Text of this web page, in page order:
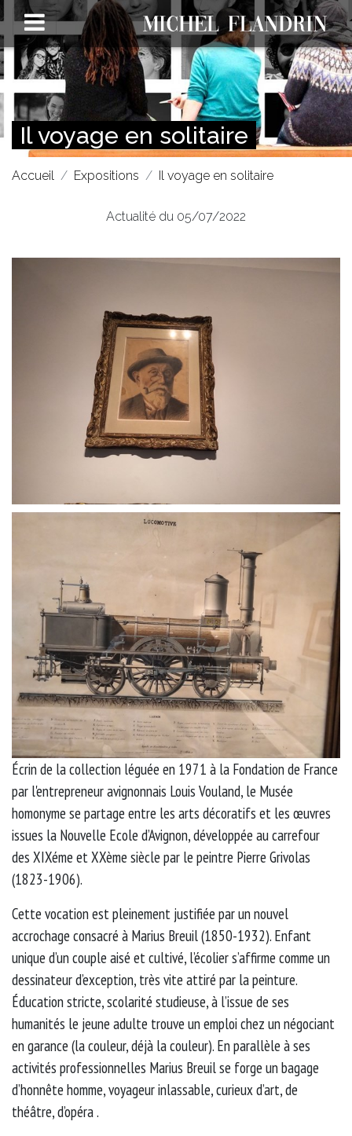
Il voyage en solitaire
Accueil Expositions Il voyage en solitaire
Actualité du 05/07/2022
Écrin de la collection léguée en 1971 à la Fondation de France
par l'entrepreneur avignonnais Louis Vouland, le Musée
homonyme se partage entre les arts décoratifs et les œuvres
issues la Nouvelle Ecole d’Avignon, développée au carrefour
des XIXéme et XXème siècle par le peintre Pierre Grivolas
(1823-1906).
Cette vocation est pleinement justifiée par un nouvel
accrochage consacré à Marius Breuil (1850-1932). Enfant
unique d’un couple aisé et cultivé, l’écolier s’affirme comme un
dessinateur d’exception, très vite attiré par la peinture.
Éducation stricte, scolarité studieuse, à l’issue de ses
humanités le jeune adulte trouve un emploi chez un négociant
en garance (la couleur, déjà la couleur). En parallèle à ses
activités professionnelles Marius Breuil se forge un bagage
d’honnête homme, voyageur inlassable, curieux d’art, de
théâtre, d’opéra .